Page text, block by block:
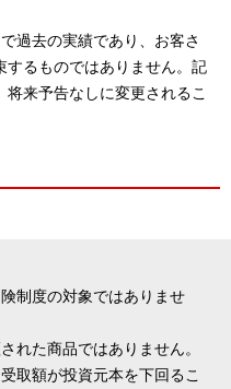
過去の実績であり、お客さ
するものではありません。記
来予告なしに変更されるこ
制度の対象ではありませ
れた商品ではありません。
取額が投資元本を下回るこ